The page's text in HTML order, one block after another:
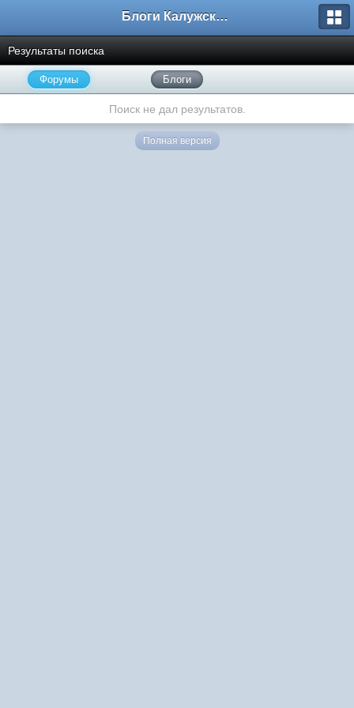
Блоги Калужского перекрестка
Результаты поиска
Форумы Блоги
Поиск не дал результатов.
Полная версия